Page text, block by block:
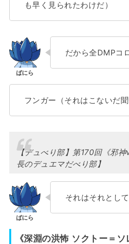
も早く見られたわけだ）
だから全DMPコ
フンガー（それはこないだ聞
【デュべり部】第170回《邪
長のデュエマだべり部】
それはそれとし
《深淵の洪怖 ソクトー＝ソ